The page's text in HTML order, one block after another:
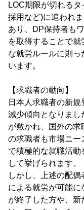
LOC期限が切れる
採用など)に追われ
あり、DP保持者も
を取得することで
な就労ルールに則
います。
【求職者の動向】
日本人求職者の新
減少傾向となりまし
が敷かれ、国外の
の求職者も市場ニー
で積極的な就職活動
して挙げられます。
しかし、上述の配
による就労が可能に
が終了した方や、